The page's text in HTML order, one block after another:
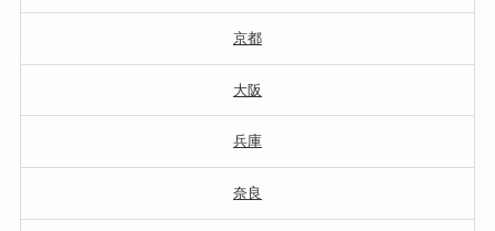
京都
大阪
兵庫
奈良